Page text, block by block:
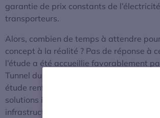
garantie de prix constants de
transporteurs.
Alors, combien de temps à attendre
concept à la réalité ? Pas de réponse à
l’étude a été accueillie favorablement
Tunnel du Mont Blanc (ATMB).
étude renforcent notre volonté d’avancer
solutions innovantes de mobilité en
infrastructures d’ATMB comme un